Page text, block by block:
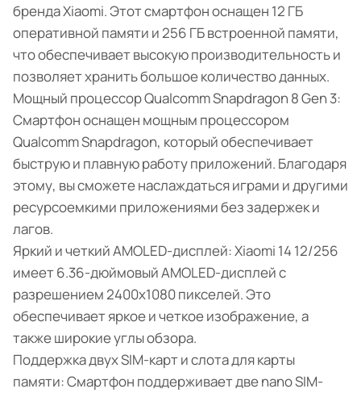
бренда Xiaomi. Этот смартфон оснащен 12 ГБ
оперативной памяти и 256 ГБ встроенной памяти,
что обеспечивает высокую производительность и
позволяет хранить большое количество данных.
Мощный процессор Qualcomm Snapdragon 8 Gen 3:
Смартфон оснащен мощным процессором
Qualcomm Snapdragon, который обеспечивает
быструю и плавную работу приложений. Благодаря
этому, вы сможете наслаждаться играми и другими
ресурсоемкими приложениями без задержек и
лагов.
Яркий и четкий AMOLED-дисплей: Xiaomi 14 12/256
имеет 6.36-дюймовый AMOLED-дисплей с
разрешением 2400x1080 пикселей. Это
обеспечивает яркое и четкое изображение, а
также широкие углы обзора.
Поддержка двух SIM-карт и слота для карты
памяти: Смартфон поддерживает две nano SIM-